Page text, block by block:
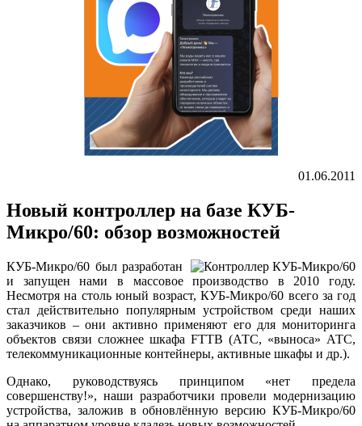
01.06.2011
Новый контроллер на базе КУБ-
Микро/60: обзор возможностей
КУБ-Микро/60 был разработан
и запущен нами в массовое производство в 2010 году.
Несмотря на столь юный возраст, КУБ-Микро/60 всего за год
стал действительно популярным устройством среди наших
заказчиков – они активно применяют его для мониторинга
объектов связи сложнее шкафа FTTB (АТС, «выноса» АТС,
телекоммуникационные контейнеры, активные шкафы и др.).
Однако, руководствуясь принципом «нет предела
совершенству!», наши разработчики провели модернизацию
устройства, заложив в обновлённую версию КУБ-Микро/60